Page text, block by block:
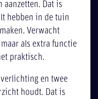
Dat is
hebben in de tuin
Verwacht
als extra functie
praktisch.
en twee
houdt. Dat is